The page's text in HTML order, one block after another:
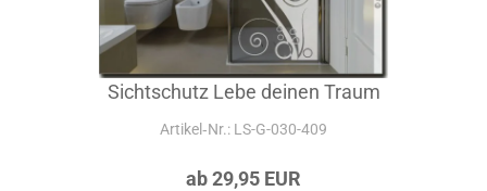
Sichtschutz Lebe deinen Traum
Artikel‑Nr.: LS-G-030-409
ab 29,95 EUR